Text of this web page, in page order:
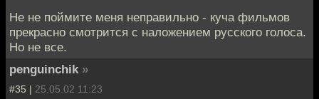
Не не поймите меня неправильно - куча фильмов
прекрасно смотрится с наложением русского голоса.
Но не все.
penguinchik »
#35 | 25.05.02 11:23